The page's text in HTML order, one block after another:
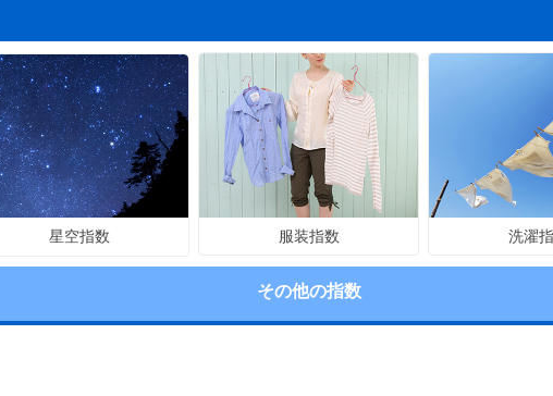
星空指数 服装指数 洗濯
その他の指数